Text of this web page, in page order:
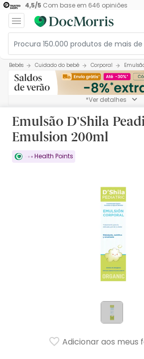
4,5/5 Com base em 646 opiniões
Bebés Cuidado do bebé Corporal
*Ver detalhes
Emulsão D'Shila
Emulsion 200ml
Health Points
Adicionar aos meus